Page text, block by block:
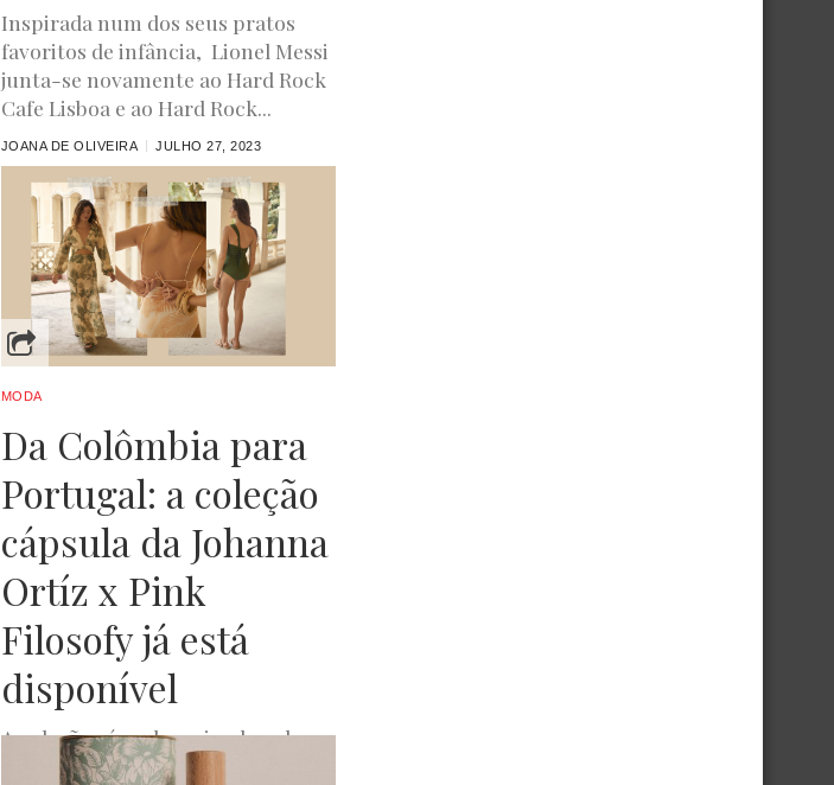
Inspirada num dos seus pratos
favoritos de infância, Lionel Messi
junta-se novamente ao Hard Rock
Cafe Lisboa e ao Hard Rock...
JOANA DE OLIVEIRA JULHO 27, 2023
MODA
Da Colômbia para
Portugal: a coleção
cápsula da Johanna
Ortíz x Pink
Filosofy já está
disponível
A coleção cápsula assinada pela
designer colombiana Johanna